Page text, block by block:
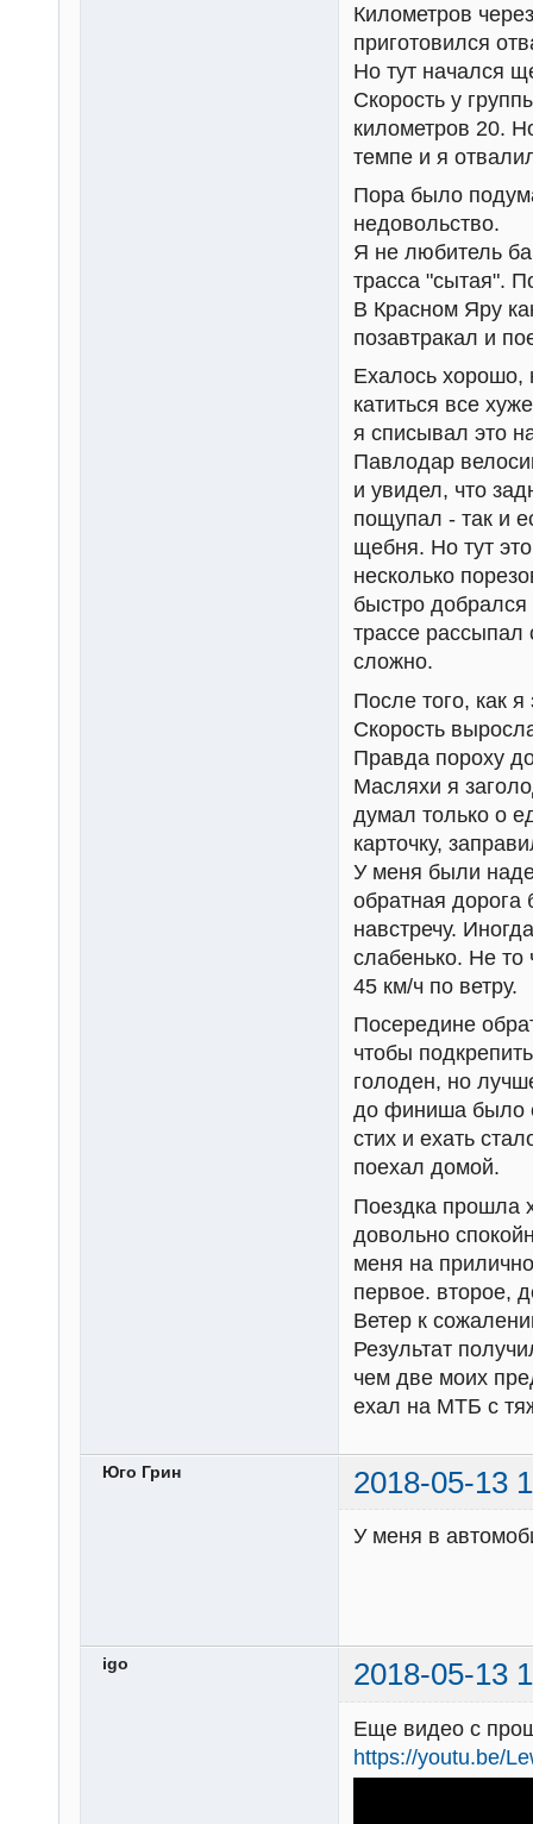
Километров
приготовился
Но тут начался
Скорость у
километров 20.
темпе и я
Пора было
недовольство.
Я не любитель
трасса "сытая".
В Красном Яру
позавтракал и
Ехалось хорошо,
катиться все
я списывал это
Павлодар
и увидел, что
пощупал - так и
щебня. Но тут
несколько
быстро
трассе
сложно.
После того, как
Скорость
Правда пороху
Масляхи я
думал только о
карточку,
У меня были
обратная дорога
навстречу.
слабенько. Не то
45 км/ч по ветру.
Посередине
чтобы
голоден, но
до финиша было
стих и ехать
поехал домой.
Поездка прошла
довольно
меня на
первое. второе,
Ветер к
Результат
чем две моих
ехал на МТБ с
Юго Грин 2018-05-13
У меня в
igo 2018-05-13
Еще видео с
https://youtu.be/